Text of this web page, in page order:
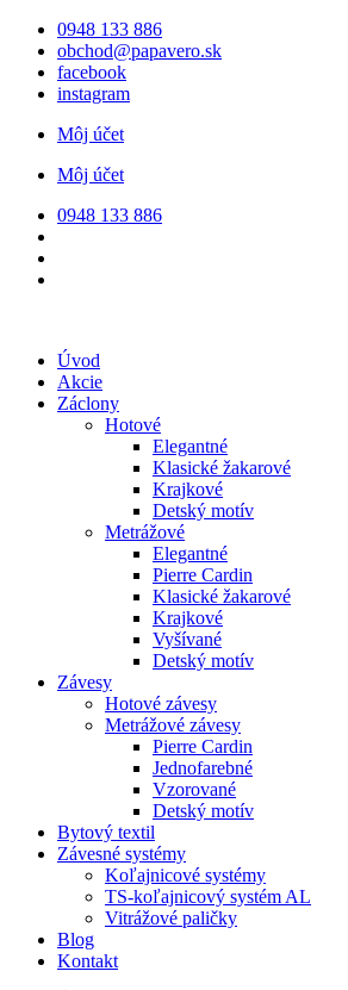
Preskočiť
obsah
0948 133 886
obchod@papavero.sk
facebook
instagram
Môj účet
Môj účet
0948 133 886
Úvod
Akcie
Záclony
Hotové
Elegantné
Klasické žakarové
Krajkové
Detský motív
Metrážové
Elegantné
Pierre Cardin
Klasické žakarové
Krajkové
Vyšívané
Detský motív
Závesy
Hotové závesy
Metrážové závesy
Pierre Cardin
Jednofarebné
Vzorované
Detský motív
Bytový textil
Závesné systémy
Koľajnicové systémy
TS-koľajnicový systém AL
Vitrážové paličky
Blog
Kontakt